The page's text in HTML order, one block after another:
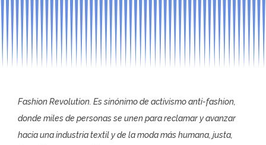
Fashion Revolution. Es sinónimo de activismo anti-fashion,
donde miles de personas se unen para reclamar y avanzar
hacia una industria textil y de la moda más humana, justa,